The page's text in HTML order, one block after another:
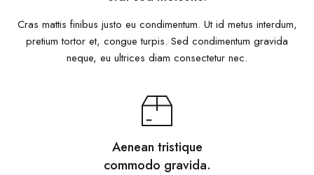
Cras mattis finibus justo eu condimentum. Ut id metus interdum,
pretium tortor et, congue turpis. Sed condimentum gravida
neque, eu ultrices diam consectetur nec.
Aenean tristique
commodo gravida.